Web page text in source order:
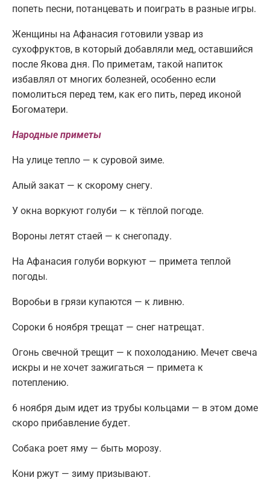
попеть песни, потанцевать и поиграть в разные игры.
Женщины на Афанасия готовили узвар из
сухофруктов, в который добавляли мед, оставшийся
после Якова дня. По приметам, такой напиток
избавлял от многих болезней, особенно если
помолиться перед тем, как его пить, перед иконой
Богоматери.
Народные приметы
На улице тепло — к суровой зиме.
Алый закат — к скорому снегу.
У окна воркуют голуби — к тёплой погоде.
Вороны летят стаей — к снегопаду.
На Афанасия голуби воркуют — примета теплой
погоды.
Воробьи в грязи купаются — к ливню.
Сороки 6 ноября трещат — снег натрещат.
Огонь свечной трещит — к похолоданию. Мечет свеча
искры и не хочет зажигаться — примета к
потеплению.
6 ноября дым идет из трубы кольцами — в этом доме
скоро прибавление будет.
Собака роет яму — быть морозу.
Кони ржут — зиму призывают.